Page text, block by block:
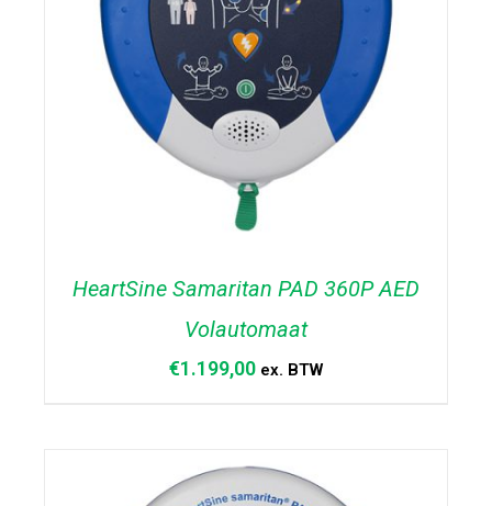
HeartSine Samaritan PAD 360P AED
Volautomaat
€1.199,00 ex. BTW